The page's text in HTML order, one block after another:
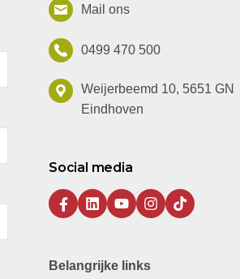
Mail ons
0499 470 500
Weijerbeemd 10, 5651 GN
Eindhoven
Social media
Belangrijke links